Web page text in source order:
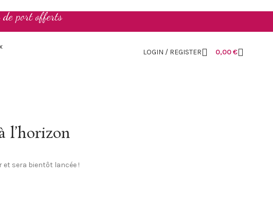
port offerts
LOGIN / REGISTER 0,00€
l’horizon
et sera bientôt lancée !